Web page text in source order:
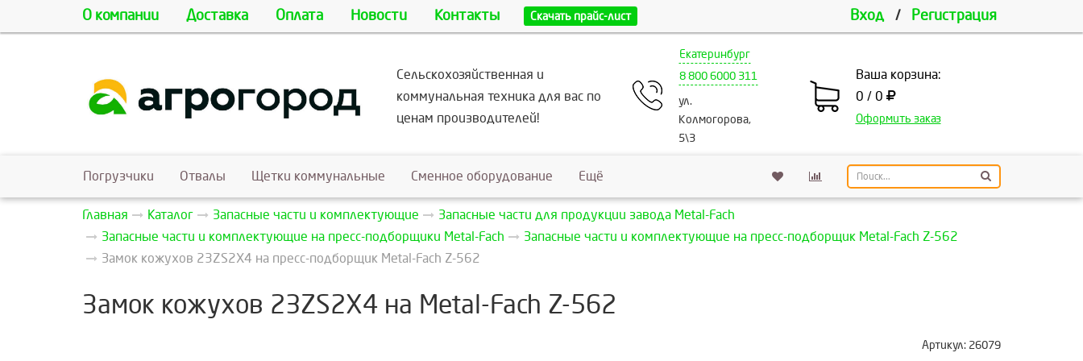
О компании Доставка Оплата Новости Контакты Скачать прайс-лист Вход / Регистрация
Сельскохозяйственная и
коммунальная техника для вас по
ценам производителей!
Екатеринбург
8 800 6000 311
ул.
Колмогорова,
5\3
Ваша корзина:
0 / 0
Оформить заказ
Погрузчики Отвалы Щетки коммунальные Сменное оборудование Ещё
Главная Каталог Запасные части и комплектующие
Запасные части для продукции завода Metal-Fach
Запасные части и комплектующие на пресс-подборщики Metal-Fach
Запасные части и комплектующие на пресс-подборщик Metal-Fach Z-562
Замок кожухов 23ZS2X4 на пресс-подборщик Metal-Fach Z-562
Замок кожухов 23ZS2X4 на Metal-Fach Z-562
Артикул: 26079